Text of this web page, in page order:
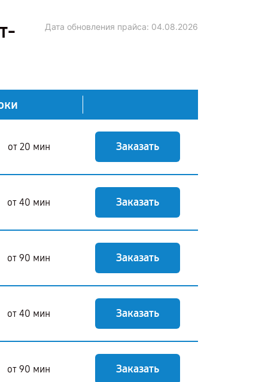
Дата обновления прайса: 04.08.2026
от 20 мин Заказать
от 40 мин Заказать
от 90 мин Заказать
от 40 мин Заказать
от 90 мин Заказать